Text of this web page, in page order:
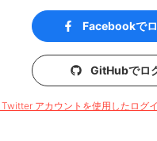
Facebookで
GitHubでロ
アカウントを使用したログ